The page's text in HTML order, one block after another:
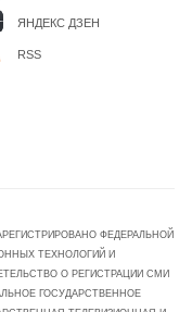
ЯНДЕКС ДЗЕН
RSS
ФЕДЕРАЛЬНОЙ
ТЕХНОЛОГИЙ И
О РЕГИСТРАЦИИ СМИ
ГОСУДАРСТВЕННОЕ